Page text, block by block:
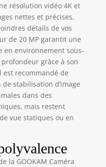
résolution vidéo 4K et
nettes et précises,
détails de vos
de 20 MP garantit une
en environnement sous-
grâce à son
recommandé de
stabilisation d’image
dans des
mais restent
vue statiques ou en
la GOOKAM Caméra